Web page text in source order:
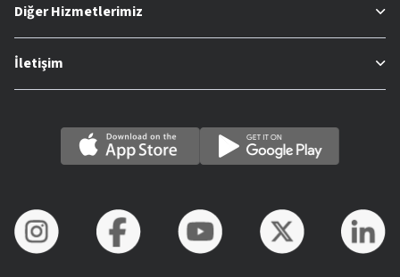
Diğer Hizmetlerimiz
İletişim